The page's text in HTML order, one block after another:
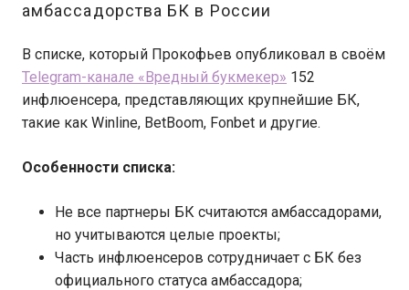
амбассадорства БК в России
В списке, который Прокофьев опубликовал в своём
Telegram-канале «Вредный букмекер» 152
инфлюенсера, представляющих крупнейшие БК,
такие как Winline, BetBoom, Fonbet и другие.
Особенности списка:
Не все партнеры БК считаются амбассадорами,
но учитываются целые проекты;
Часть инфлюенсеров сотрудничает с БК без
официального статуса амбассадора;